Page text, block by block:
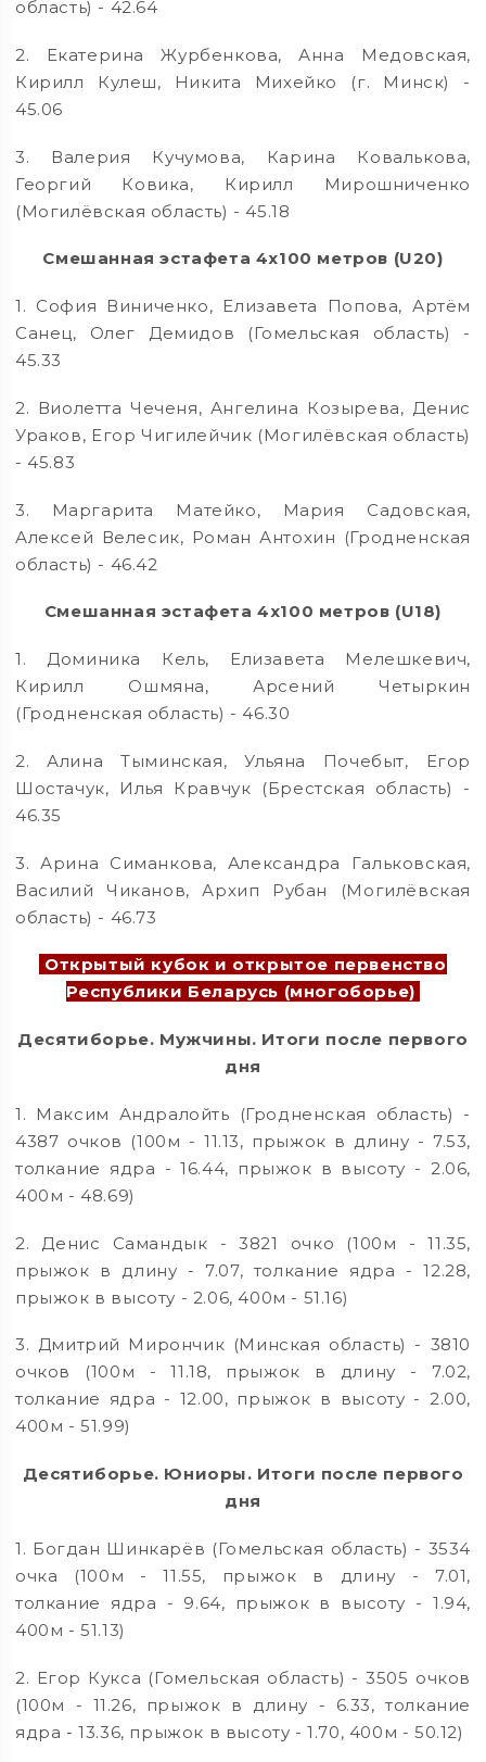
область) - 42.64
2. Екатерина Журбенкова, Анна Медовская,
Кирилл Кулеш, Никита Михейко (г. Минск) -
45.06
3. Валерия Кучумова, Карина Ковалькова,
Георгий Ковика, Кирилл Мирошниченко
(Могилёвская область) - 45.18
Смешанная эстафета 4х100 метров (U20)
1. София Виниченко, Елизавета Попова, Артём
Санец, Олег Демидов (Гомельская область) -
45.33
2. Виолетта Чеченя, Ангелина Козырева, Денис
Ураков, Егор Чигилейчик (Могилёвская область)
- 45.83
3. Маргарита Матейко, Мария Садовская,
Алексей Велесик, Роман Антохин (Гродненская
область) - 46.42
Смешанная эстафета 4х100 метров (U18)
1. Доминика Кель, Елизавета Мелешкевич,
Кирилл Ошмяна, Арсений Четыркин
(Гродненская область) - 46.30
2. Алина Тыминская, Ульяна Почебыт, Егор
Шостачук, Илья Кравчук (Брестская область) -
46.35
3. Арина Симанкова, Александра Гальковская,
Василий Чиканов, Архип Рубан (Могилёвская
область) - 46.73
Открытый кубок и открытое первенство
Республики Беларусь (многоборье)
Десятиборье. Мужчины. Итоги после первого
дня
1. Максим Андралойть (Гродненская область) -
4387 очков (100м - 11.13, прыжок в длину - 7.53,
толкание ядра - 16.44, прыжок в высоту - 2.06,
400м - 48.69)
2. Денис Самандык - 3821 очко (100м - 11.35,
прыжок в длину - 7.07, толкание ядра - 12.28,
прыжок в высоту - 2.06, 400м - 51.16)
3. Дмитрий Мирончик (Минская область) - 3810
очков (100м - 11.18, прыжок в длину - 7.02,
толкание ядра - 12.00, прыжок в высоту - 2.00,
400м - 51.99)
Десятиборье. Юниоры. Итоги после первого
дня
1. Богдан Шинкарёв (Гомельская область) - 3534
очка (100м - 11.55, прыжок в длину - 7.01,
толкание ядра - 9.64, прыжок в высоту - 1.94,
400м - 51.13)
2. Егор Кукса (Гомельская область) - 3505 очков
(100м - 11.26, прыжок в длину - 6.33, толкание
ядра - 13.36, прыжок в высоту - 1.70, 400м - 50.12)